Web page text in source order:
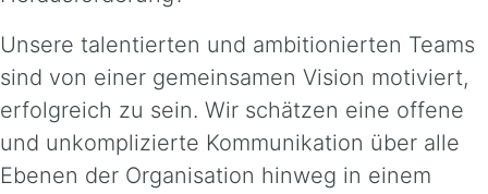
Unsere talentierten und ambitionierten Teams
sind von einer gemeinsamen Vision motiviert,
erfolgreich zu sein. Wir schätzen eine offene
und unkomplizierte Kommunikation über alle
Ebenen der Organisation hinweg in einem